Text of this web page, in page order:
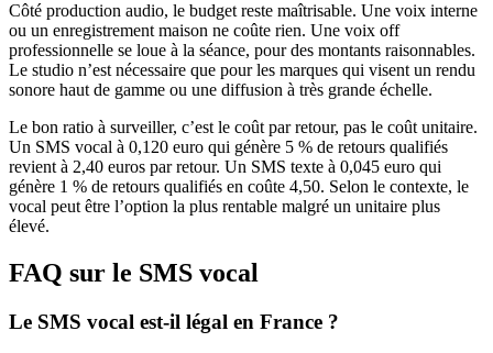
Côté production audio, le budget reste maîtrisable. Une voix interne
ou un enregistrement maison ne coûte rien. Une voix off
professionnelle se loue à la séance, pour des montants raisonnables.
Le studio n’est nécessaire que pour les marques qui visent un rendu
sonore haut de gamme ou une diffusion à très grande échelle.
Le bon ratio à surveiller, c’est le coût par retour, pas le coût unitaire.
Un SMS vocal à 0,120 euro qui génère 5 % de retours qualifiés
revient à 2,40 euros par retour. Un SMS texte à 0,045 euro qui
génère 1 % de retours qualifiés en coûte 4,50. Selon le contexte, le
vocal peut être l’option la plus rentable malgré un unitaire plus
élevé.
FAQ sur le SMS vocal
Le SMS vocal est-il légal en France ?